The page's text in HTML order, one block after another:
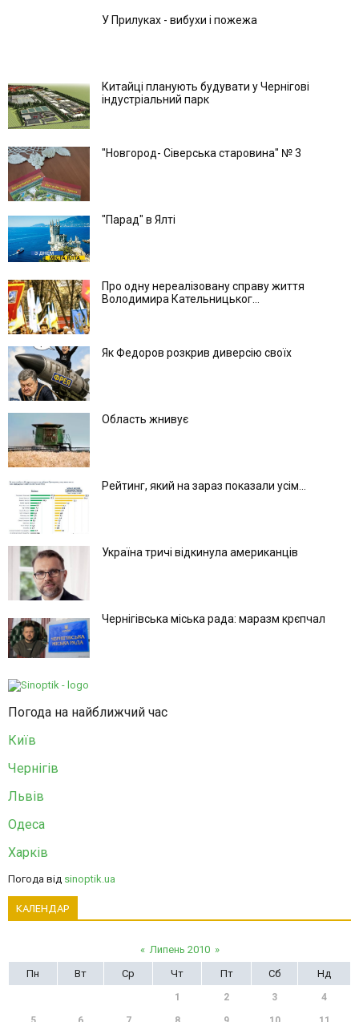
У Прилуках - вибухи і пожежа
Китайці планують будувати у Чернігові
індустріальний парк
"Новгород- Сіверська старовина" № 3
"Парад" в Ялті
Про одну нереалізовану справу життя
Володимира Кательницьког...
Як Федоров розкрив диверсію своїх
Область жнивує
Рейтинг, який на зараз показали усім...
Україна тричі відкинула американців
Чернігівська міська рада: маразм крєпчал
Погода на найближчий час
Київ
Чернігів
Львів
Одеса
Харків
Погода від sinoptik.ua
КАЛЕНДАР
« Липень 2010 »
Пн
Вт Ср Чт Пт Сб Нд
1 2 3 4